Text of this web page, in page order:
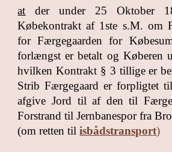
at der under 25 Oktober
Købekontrakt af 1ste s.M. om
for Færgegaarden for
forlængst er betalt og Køberen
hvilken Kontrakt § 3 tillige er
Strib Færgegaard er forpligtet
afgive Jord til af den til
Forstrand til Jernbanespor fra
(om retten tilisbådstransport)